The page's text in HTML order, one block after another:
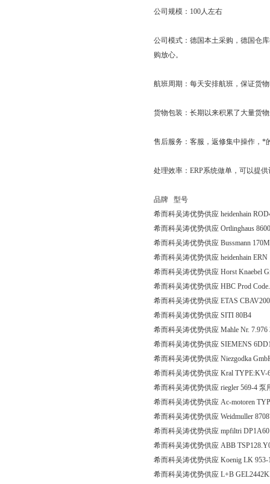
公司规模：100人左右
公司模式：德国本土采购，德国仓
购放心。
航班周期：每天安排航班，保证货
货物包装：长期以来积累了大量货
售后服务：客服，返修集中操作，*
处理效率：ERP系统做单，可以提
品牌 型号
希而科吴涛优势供应 heidenhain
希而科吴涛优势供应 Ortlinghaus
希而科吴涛优势供应 Bussmann
希而科吴涛优势供应 heidenhain
希而科吴涛优势供应 Horst Knaebel
希而科吴涛优势供应 HBC Prod
希而科吴涛优势供应 ETAS
希而科吴涛优势供应 SITI 80B4
希而科吴涛优势供应 Mahle Nr. 7.976
希而科吴涛优势供应 SIEMENS
希而科吴涛优势供应 Niezgodka
希而科吴涛优势供应 Kral TYPE:KV-
希而科吴涛优势供应 riegler 569-4 泵
希而科吴涛优势供应 Ac-motoren
希而科吴涛优势供应 Weidmuller
希而科吴涛优势供应 mpfiltri
希而科吴涛优势供应 ABB
希而科吴涛优势供应 Koenig LK 953-
希而科吴涛优势供应 L+B